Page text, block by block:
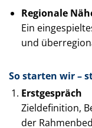
Regionale
Ein
und
So starten wir –
Erstgespräch
Zieldefinition,
der